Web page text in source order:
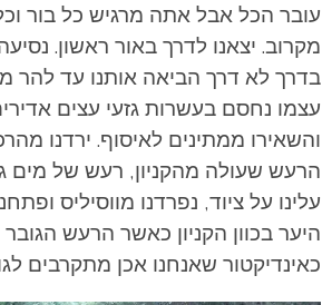
עובר הכל אבל אתה מרגיש כל בור
מקרוב. יצאנו לדרך באור ראשון.
בדרך לא דרך הביאה אותנו עד להר
עצמו נחסם בעשרות גזעי עצים
והשאירו ממתינים לאיסוף. ירדנו
הרעש שעולה מהקניון, רעש של מים
עלינו על ציוד, נפרדנו מווסיליס
היער בכוון הקניון כאשר הרעש
כאינדיקטור שאנחנו אכן מתקרבים